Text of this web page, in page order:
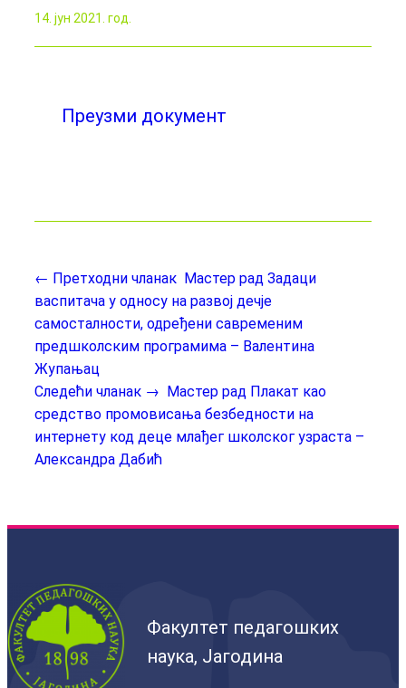
14. јун 2021. год.
Преузми документ
← Претходни чланак Мастер рад Задаци
васпитача у односу на развој дечје
самосталности, одређени савременим
предшколским програмима – Валентина
Жупањац
Следећи чланак → Мастер рад Плакат као
средство промовисања безбедности на
интернету код деце млађег школског узраста –
Александра Дабић
Факултет педагошких
наука, Јагодина